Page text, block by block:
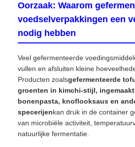
Oorzaak: Waarom
voedselverpakkingen een
nodig hebben
Veel gefermenteerde
vullen en afsluiten kleine
Producten zoalsgefermenteerde
groenten in kimchi-stijl,
bonenpasta, knoflooksaus en
specerijenkan druk in de container
van microbiële activiteit,
natuurlijke fermentatie.